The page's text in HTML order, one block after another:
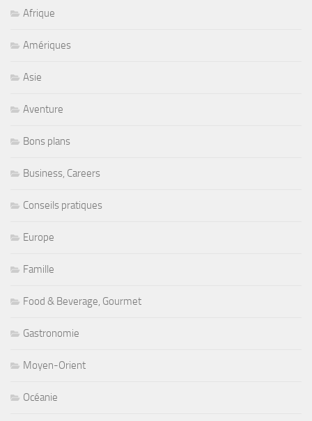
Afrique
Amériques
Asie
Aventure
Bons plans
Business, Careers
Conseils pratiques
Europe
Famille
Food & Beverage, Gourmet
Gastronomie
Moyen-Orient
Océanie